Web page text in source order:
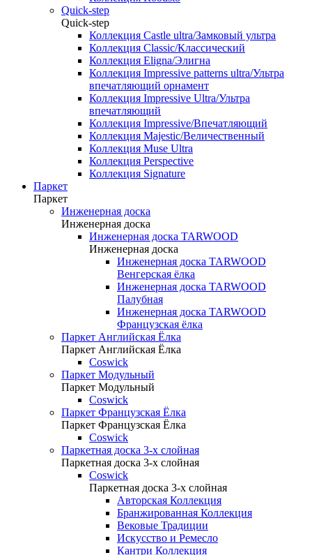
Quick-step
Quick-step
Коллекция Castle ultra/Замковый ультра
Коллекция Classic/Классический
Коллекция Eligna/Элигна
Коллекция Impressive patterns ultra/Ультра
впечатляющий орнамент
Коллекция Impressive Ultra/Ультра
впечатляющий
Коллекция Impressive/Впечатляющий
Коллекция Majestic/Величественный
Коллекция Muse Ultra
Коллекция Perspective
Коллекция Signature
Паркет
Паркет
Инженерная доска
Инженерная доска
Инженерная доска TARWOOD
Инженерная доска
Инженерная доска TARWOOD
Венгерская ёлка
Инженерная доска TARWOOD
Палубная
Инженерная доска TARWOOD
Французская ёлка
Паркет Английская Ёлка
Паркет Английская Ёлка
Coswick
Паркет Модульный
Паркет Модульный
Coswick
Паркет Французская Ёлка
Паркет Французская Ёлка
Coswick
Паркетная доска 3-х слойная
Паркетная доска 3-х слойная
Coswick
Паркетная доска 3-х слойная
Авторская Коллекция
Бранжированная Коллекция
Вековые Традиции
Искусство и Ремесло
Кантри Коллекция